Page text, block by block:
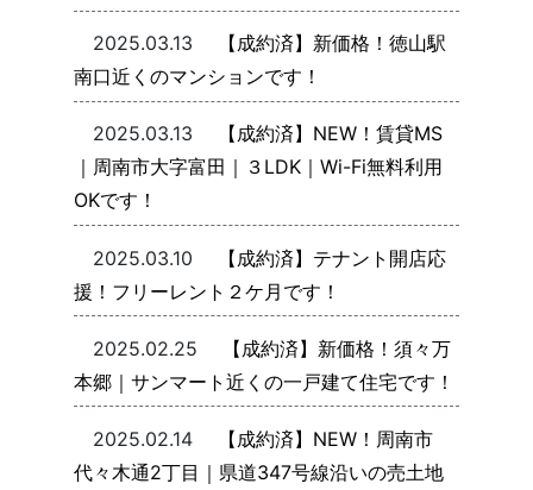
2025.03.13
【成約済】新価格！徳山駅
南口近くのマンションです！
2025.03.13
【成約済】NEW！賃貸MS
｜周南市大字富田｜３LDK｜Wi-Fi無料利用
OKです！
2025.03.10
【成約済】テナント開店応
援！フリーレント２ケ月です！
2025.02.25
【成約済】新価格！須々万
本郷｜サンマート近くの一戸建て住宅です！
2025.02.14
【成約済】NEW！周南市
代々木通2丁目｜県道347号線沿いの売土地